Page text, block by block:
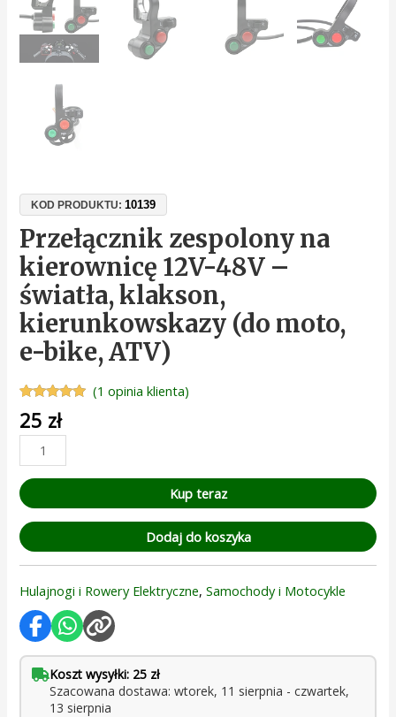
KOD PRODUKTU:10139
Przełącznik zespolony na
kierownicę 12V-48V –
światła, klakson,
kierunkowskazy (do moto,
e-bike, ATV)
Oceniony
5.00 na 5 na
podstawie
1
oceny
klienta
(1 opinia klienta)
25 zł
Kup teraz
Dodaj do koszyka
Hulajnogi i Rowery Elektryczne,Samochody i Motocykle
Koszt wysyłki: 25 zł
Szacowana dostawa: wtorek, 11 sierpnia - czwartek,
13 sierpnia